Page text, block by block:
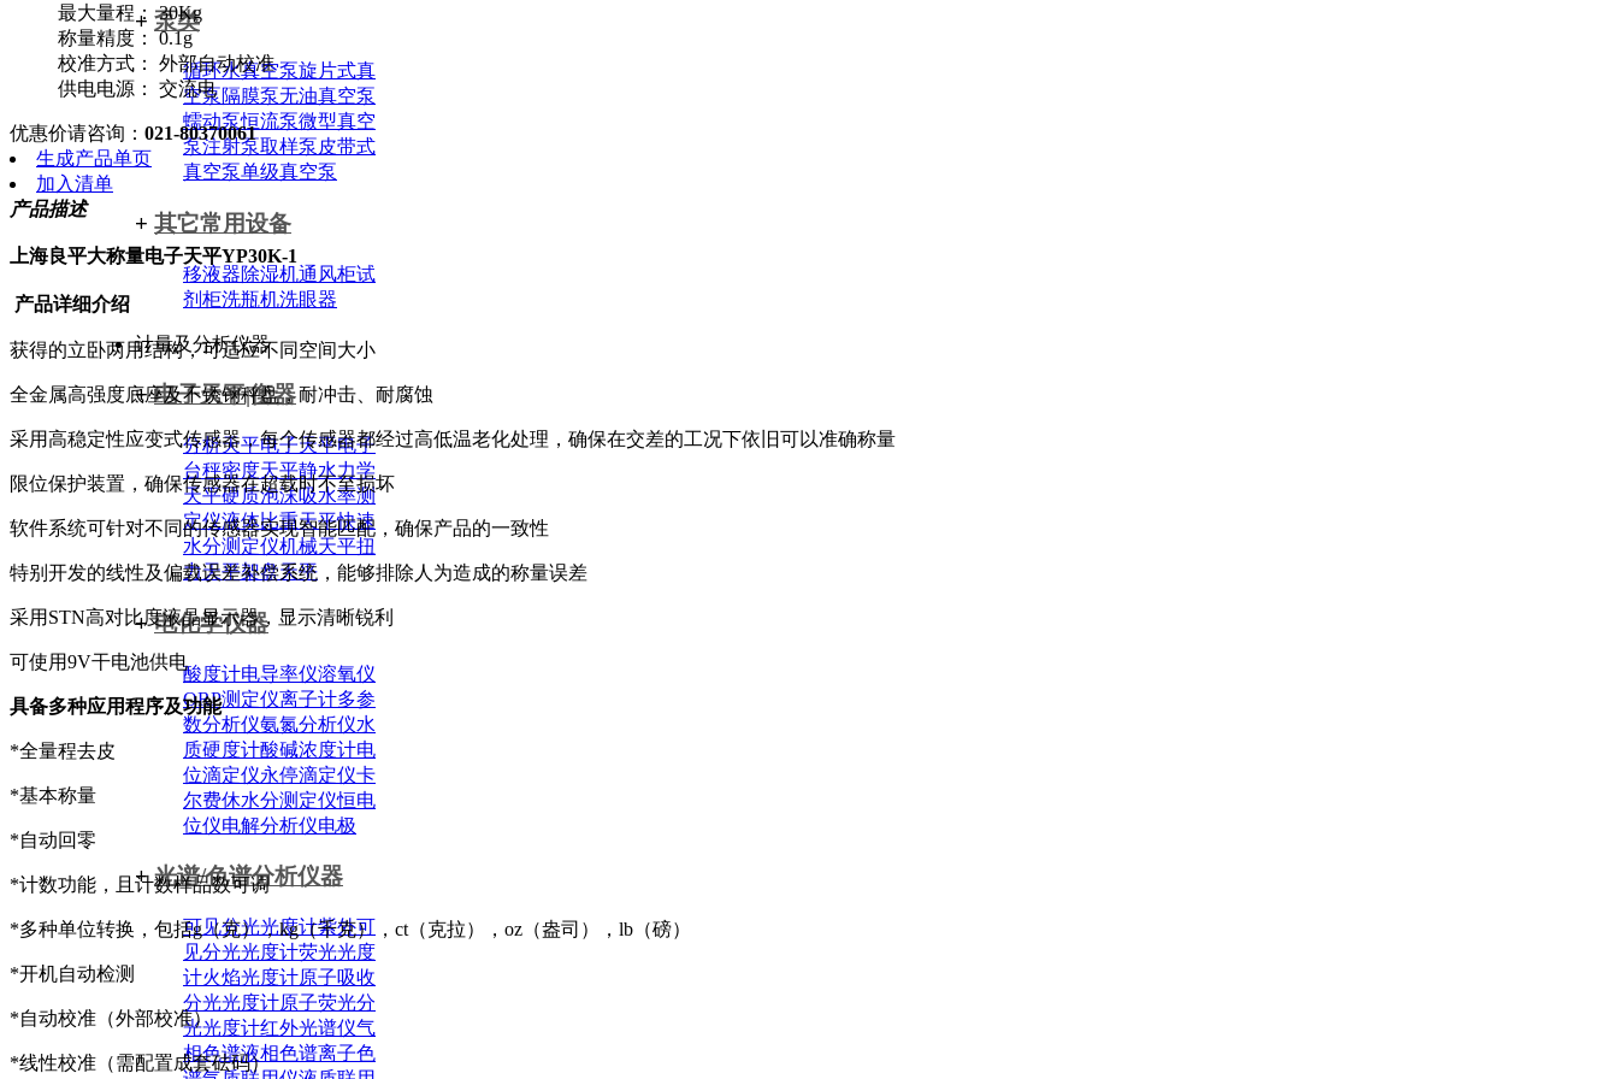
+ 泵类
循环水真空泵旋片式真
空泵隔膜泵无油真空泵
蠕动泵恒流泵微型真空
泵注射泵取样泵皮带式
真空泵单级真空泵
+ 其它常用设备
移液器除湿机通风柜试
剂柜洗瓶机洗眼器
计量及分析仪器
+电子天平|衡器
分析天平电子天平电子
台秤密度天平静水力学
天平硬质泡沫吸水率测
定仪液体比重天平快速
水分测定仪机械天平扭
力天平架盘天平
+电化学仪器
酸度计电导率仪溶氧仪
ORP测定仪离子计多参
数分析仪氨氮分析仪水
质硬度计酸碱浓度计电
位滴定仪永停滴定仪卡
尔费休水分测定仪恒电
位仪电解分析仪电极
+光谱/色谱分析仪器
可见分光光度计紫外可
见分光光度计荧光光度
计火焰光度计原子吸收
分光光度计原子荧光分
光光度计红外光谱仪气
相色谱液相色谱离子色
最大量程： 30Kg
称量精度： 0.1g
校准方式： 外部自动校准
供电电源： 交流电
优惠价请咨询： 021-80370061
生成产品单页
加入清单
产品描述
上海良平大称量电子天平YP30K-1
产品详细介绍
获得的立卧两用结构，可适应不同空间大小
全金属高强度底座及不锈钢秤盘，耐冲击、耐腐蚀
采用高稳定性应变式传感器，每个传感器都经过高低温老化处理，确保在交差的工况下依旧可以准确称量
限位保护装置，确保传感器在超载时不至损坏
软件系统可针对不同的传感器实现智能匹配，确保产品的一致性
特别开发的线性及偏载误差补偿系统，能够排除人为造成的称量误差
采用STN高对比度液晶显示器，显示清晰锐利
可使用9V干电池供电
具备多种应用程序及功能
*全量程去皮
*基本称量
*自动回零
*计数功能，且计数样品数可调
*多种单位转换，包括g（克），kg（千克），ct（克拉），oz（盎司），lb（磅）
*开机自动检测
*自动校准（外部校准）
*线性校准（需配置成套砝码）